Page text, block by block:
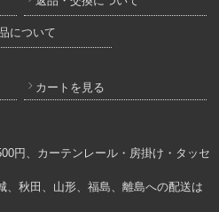
について
カートを見る
円、カーテンレール・房掛け・タッセ
、秋田、山形、福島、離島への配送は